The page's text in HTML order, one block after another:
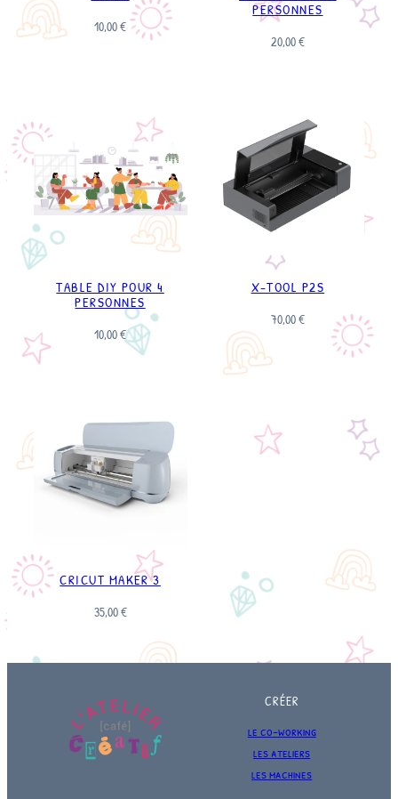
10,00€
PERSONNES
20,00€
TABLE DIY POUR 4
PERSONNES
10,00€
X-TOOL P2S
70,00€
CRICUT MAKER 3
35,00€
CRÉER
le co-working
les ateliers
les machines